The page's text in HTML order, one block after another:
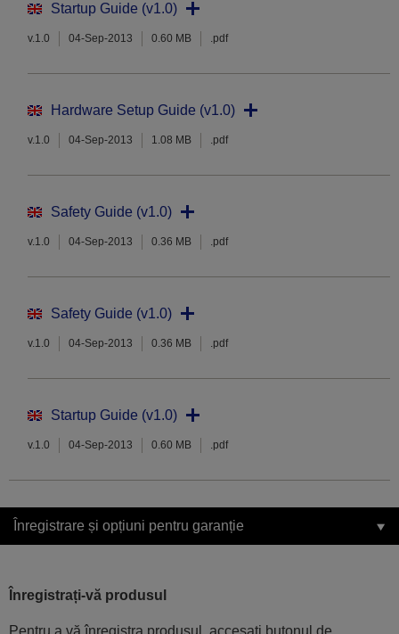
Startup Guide (v1.0)
v.1.0 04-Sep-2013 0.60 MB .pdf
Hardware Setup Guide (v1.0)
v.1.0 04-Sep-2013 1.08 MB .pdf
Safety Guide (v1.0)
v.1.0 04-Sep-2013 0.36 MB .pdf
Safety Guide (v1.0)
v.1.0 04-Sep-2013 0.36 MB .pdf
Startup Guide (v1.0)
v.1.0 04-Sep-2013 0.60 MB .pdf
Înregistrare și opțiuni pentru garanție
Înregistrați-vă produsul